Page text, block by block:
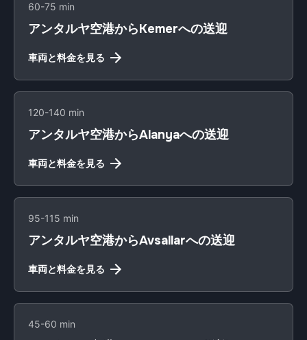
60-75 min
アンタルヤ空港からKemerへの送迎
車両と料金を見る
120-140 min
アンタルヤ空港からAlanyaへの送迎
車両と料金を見る
95-115 min
アンタルヤ空港からAvsallarへの送迎
車両と料金を見る
45-60 min